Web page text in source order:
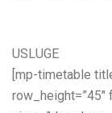
USLUGE
[mp-timetable
row_height=”45″